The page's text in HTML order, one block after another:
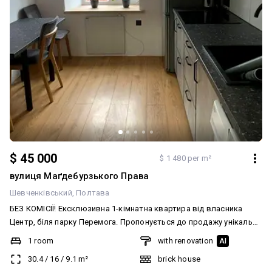
$ 45 000 $ 1 480 per m²
вулиця Маґдебурзького Права
Шевченківський Полтава
БЕЗ КОМІСІЇ! Ексклюзивна 1-кімнатна квартира від власника
Центр, біля парку Перемога. Пропонується до продажу унікальна
однокімнатна квартира в історичному центрі міста. Продаж
напряму від власника, жодних переплат за ріелторські послуги!
Поєднання архітектурного шарму старовинної забудови та
1 room
30.4/ 16/9.1 m²
with renovation AI
brick house